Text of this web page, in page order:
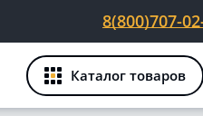
8(800)707-
Каталог товаров